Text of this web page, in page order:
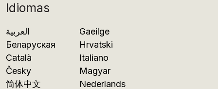
Idiomas
العربية
Беларуская
Català
Česky
简体中文
Gaeilge
Hrvatski
Italiano
Magyar
Nederlands